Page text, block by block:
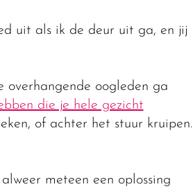
uit als ik de deur uit ga, en jij
oogleden ga
die je hele gezicht
of achter het stuur kruipen.
meteen een oplossing